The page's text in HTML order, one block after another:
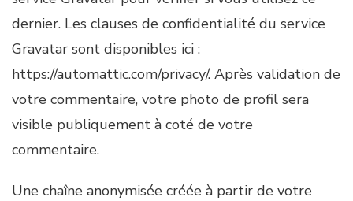
dernier. Les clauses de confidentialité du service
Gravatar sont disponibles ici :
https://automattic.com/privacy/. Après validation de
votre commentaire, votre photo de profil sera
visible publiquement à coté de votre
commentaire.
Une chaîne anonymisée créée à partir de votre